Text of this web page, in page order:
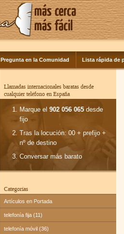
Pregunta en la Comunidad Lista rápida de
Llamadas internacionales baratas desde
cualquier teléfono en España
Marque el902 056 065 desde
fijo
Tras la locución: 00 + prefijo +
nº de destino
Conversar más barato
Categorías
Artículos en Portada
telefonía fija (11)
telefonía móvil (36)